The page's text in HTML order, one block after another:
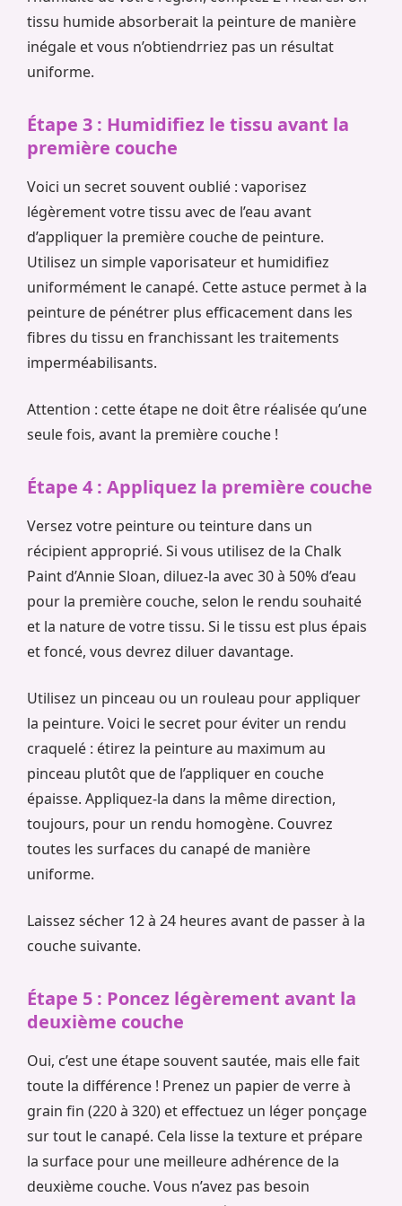
tissu humide absorberait la peinture de manière
inégale et vous n’obtiendrriez pas un résultat
uniforme.
Étape 3 : Humidifiez le tissu avant la
première couche
Voici un secret souvent oublié : vaporisez
légèrement votre tissu avec de l’eau avant
d’appliquer la première couche de peinture.
Utilisez un simple vaporisateur et humidifiez
uniformément le canapé. Cette astuce permet à la
peinture de pénétrer plus efficacement dans les
fibres du tissu en franchissant les traitements
imperméabilisants.
Attention : cette étape ne doit être réalisée qu’une
seule fois, avant la première couche !
Étape 4 : Appliquez la première couche
Versez votre peinture ou teinture dans un
récipient approprié. Si vous utilisez de la Chalk
Paint d’Annie Sloan, diluez-la avec 30 à 50% d’eau
pour la première couche, selon le rendu souhaité
et la nature de votre tissu. Si le tissu est plus épais
et foncé, vous devrez diluer davantage.
Utilisez un pinceau ou un rouleau pour appliquer
la peinture. Voici le secret pour éviter un rendu
craquelé : étirez la peinture au maximum au
pinceau plutôt que de l’appliquer en couche
épaisse. Appliquez-la dans la même direction,
toujours, pour un rendu homogène. Couvrez
toutes les surfaces du canapé de manière
uniforme.
Laissez sécher 12 à 24 heures avant de passer à la
couche suivante.
Étape 5 : Poncez légèrement avant la
deuxième couche
Oui, c’est une étape souvent sautée, mais elle fait
toute la différence ! Prenez un papier de verre à
grain fin (220 à 320) et effectuez un léger ponçage
sur tout le canapé. Cela lisse la texture et prépare
la surface pour une meilleure adhérence de la
deuxième couche. Vous n’avez pas besoin